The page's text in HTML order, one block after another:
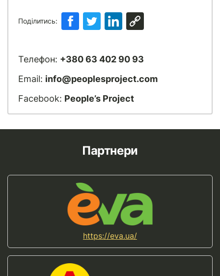
Поділитись:
Телефон: +380 63 402 90 93
Email: info@peoplesproject.com
Facebook: People’s Project
Партнери
https://eva.ua/